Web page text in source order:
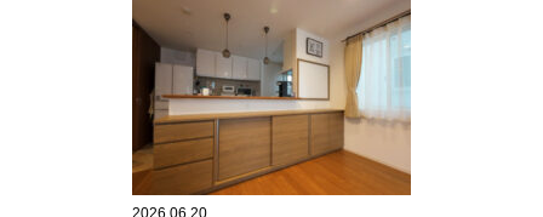
2026.06.20